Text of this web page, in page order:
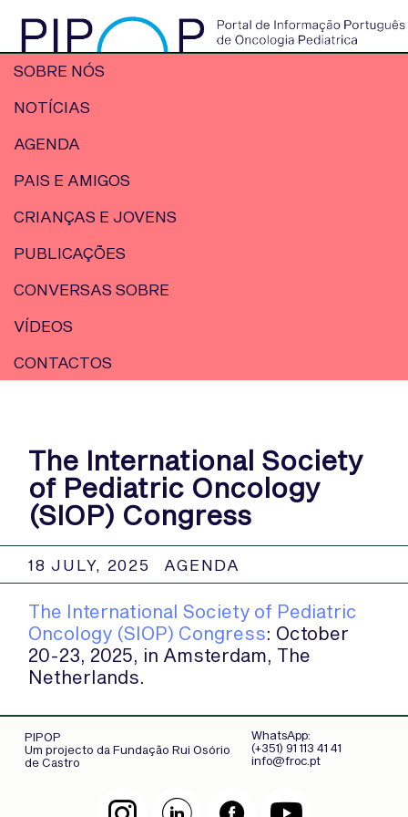
SOBRE NÓS
NOTÍCIAS
AGENDA
PAIS E AMIGOS
CRIANÇAS E JOVENS
PUBLICAÇÕES
CONVERSAS SOBRE
VÍDEOS
CONTACTOS
The International Society
of Pediatric Oncology
(SIOP) Congress
18 JULY, 2025 AGENDA
The International Society of Pediatric
Oncology (SIOP) Congress: October
20-23, 2025, in Amsterdam, The
Netherlands.
PIPOP
Um projecto da Fundação Rui Osório
de Castro
WhatsApp:
(+351) 91 113 41 41
info@froc.pt